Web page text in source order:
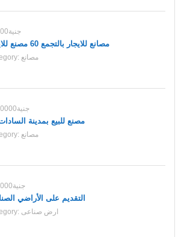
10000جنية
مصانع للايجار بالتجمع 60 مصنع للايجار
مصانع
1000000جنية
70 مصنع للبيع بمدينة
مصانع
000000جنية
التقديم على الأراضي
ارض صناعى